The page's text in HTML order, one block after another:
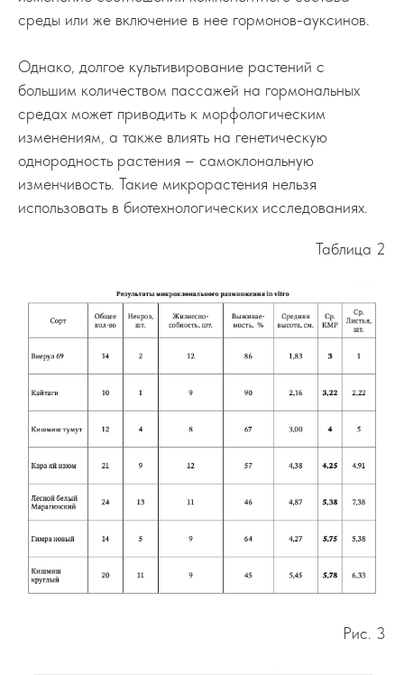
среды или же включение в нее гормонов-ауксинов.
Однако, долгое культивирование растений с
большим количеством пассажей на гормональных
средах может приводить к морфологическим
изменениям, а также влиять на генетическую
однородность растения – самоклональную
изменчивость. Такие микрорастения нельзя
использовать в биотехнологических исследованиях.
Таблица 2
Рис. 3